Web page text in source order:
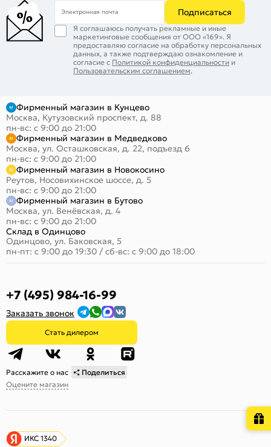
Электронная почта Подписаться
Я соглашаюсь получать рекламные и иные
маркетинговые сообщения от ООО «169». Я
предоставляю согласие на обработку персональных
данных, а также подтверждаю ознакомление и
согласие с Политикой конфиденциальности и
Пользовательским соглашением.
Фирменный магазин в Кунцево
Москва, Кутузовский проспект, д. 88
пн-вс: с 9:00 до 21:00
Фирменный магазин в Медведково
Москва, ул. Осташковская, д. 22, подъезд 6
пн-вс: с 9:00 до 21:00
Фирменный магазин в Новокосино
Реутов, Носовихинское шоссе, д. 5
пн-вс: с 9:00 до 21:00
Фирменный магазин в Бутово
Москва, ул. Венёвская, д. 4
пн-вс: с 9:00 до 21:00
Склад в Одинцово
Одинцово, ул. Баковская, 5
пн-пт: с 9:00 до 19:30 / сб-вс: с 9:00 до 18:00
+7 (495) 984-16-99
Заказать звонок
Стать дилером
Расскажите о нас
Поделиться
Оцените магазин
ИКС 1340